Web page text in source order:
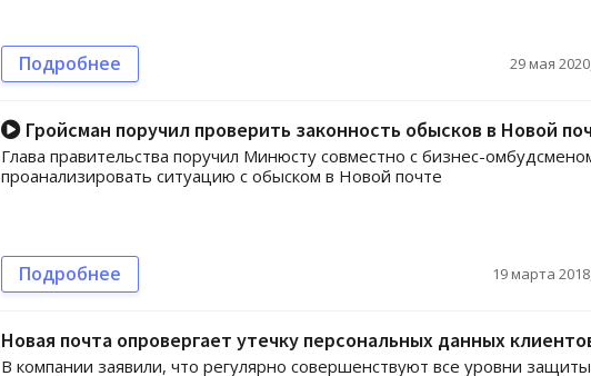
Подробнее 29 мая
Гройсман поручил проверить законность обысков в Новой
Глава правительства поручил Минюсту совместно с бизнес-
проанализировать ситуацию с обыском в Новой почте
Подробнее 19 марта
Новая почта опровергает утечку персональных данных
В компании заявили, что регулярно совершенствуют все уровни защиты